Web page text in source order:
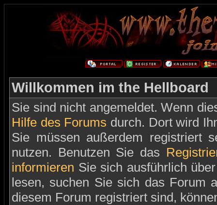
Willkommen im the Hellboard
Sie sind nicht angemeldet. Wenn
Hilfe des Forums durch. Dort wird
Sie müssen außerdem registriert
nutzen. Benutzen Sie das
informieren Sie sich ausführlich
lesen, suchen Sie sich das Forum
diesem Forum registriert sind,